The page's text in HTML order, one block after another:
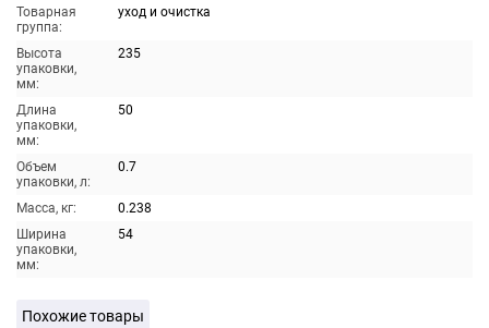
Товарная
группа:
уход и очистка
Высота
упаковки,
мм:
235
Длина
упаковки,
мм:
50
Объем
упаковки, л:
0.7
Масса, кг:
0.238
Ширина
упаковки,
мм:
54
Похожие товары